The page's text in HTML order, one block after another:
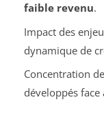
faible revenu.
Impact des
dynamique de
Concentration
développés face